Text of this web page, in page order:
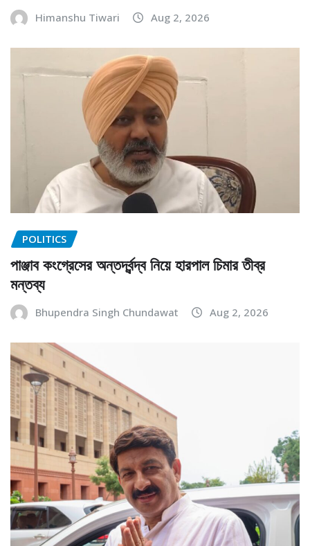
Himanshu Tiwari Aug 2, 2026
POLITICS
পাঞ্জাব কংগ্রেসের অন্তর্দ্বন্দ্ব নিয়ে হারপাল চিমার তীব্র
মন্তব্য
Bhupendra Singh Chundawat Aug 2, 2026